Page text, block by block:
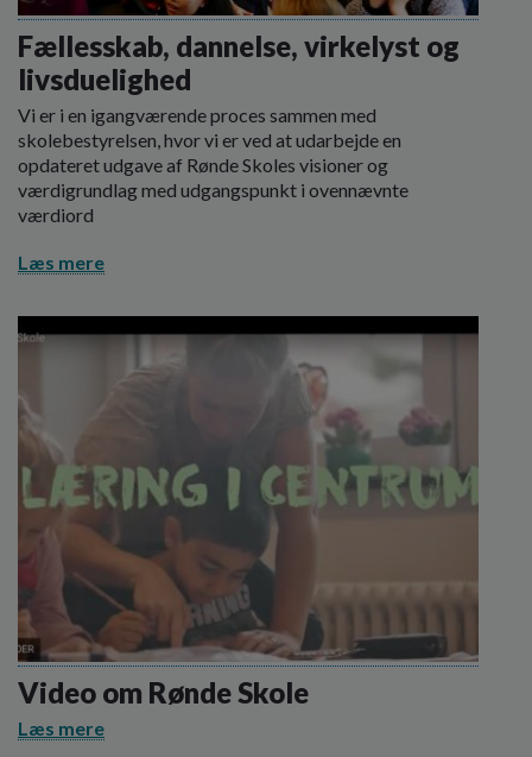
Fællesskab, dannelse, virkelyst og
livsduelighed
Vi er i en igangværende proces sammen med
skolebestyrelsen, hvor vi er ved at udarbejde en
opdateret udgave af Rønde Skoles visioner og
værdigrundlag med udgangspunkt i ovennævnte
værdiord
Læs mere
Video om Rønde Skole
Læs mere